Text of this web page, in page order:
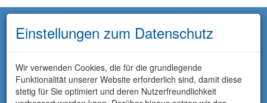
Einstellungen zum Datenschutz
Wir verwenden Cookies, die für die grundlegende
Funktionalität unserer Website erforderlich sind, damit diese
stetig für Sie optimiert und deren Nutzerfreundlichkeit